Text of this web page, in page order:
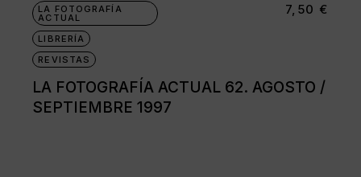
LA FOTOGRAFÍA
ACTUAL
LIBRERÍA
REVISTAS
LA FOTOGRAFÍA ACTUAL 62. AGOSTO /
SEPTIEMBRE 1997
7,50 €